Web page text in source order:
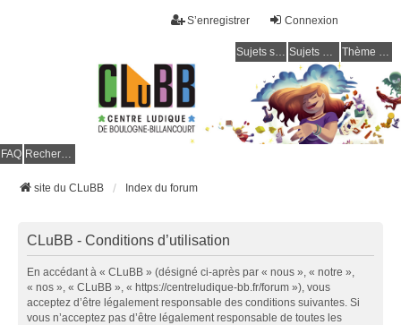
Connexion
S’enregistrer
Sujets sans réponse Sujets actifs Thème clair / foncé
FAQ Rechercher
site du CLuBB Index du forum
CLuBB - Conditions d’utilisation
En accédant à « CLuBB » (désigné ci-après par « nous », « notre »,
« nos », « CLuBB », « https://centreludique-bb.fr/forum »), vous
acceptez d’être légalement responsable des conditions suivantes. Si
vous n’acceptez pas d’être légalement responsable de toutes les